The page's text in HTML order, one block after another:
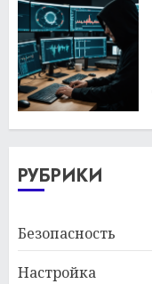
РУБРИКИ
Безопасность
Настройка